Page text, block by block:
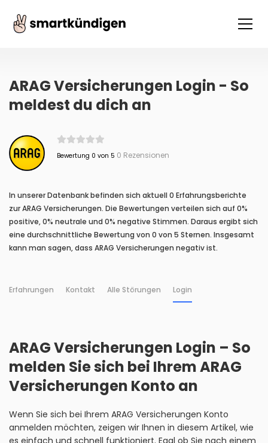
ARAG Versicherungen Login - So
meldest du dich an
Bewertung 0 von 5 0 Rezensionen
In unserer Datenbank befinden sich aktuell 0 Erfahrungsberichte
zur ARAG Versicherungen. Die Bewertungen verteilen sich auf 0%
positive, 0% neutrale und 0% negative Stimmen. Daraus ergibt sich
eine durchschnittliche Bewertung von 0 von 5 Sternen. Insgesamt
kann man sagen, dass ARAG Versicherungen negativ ist.
Erfahrungen Kontakt Alle Störungen Login
ARAG Versicherungen Login – So
melden Sie sich bei Ihrem ARAG
Versicherungen Konto an
Wenn Sie sich bei Ihrem ARAG Versicherungen Konto
anmelden möchten, zeigen wir Ihnen in diesem Artikel, wie
es einfach und schnell funktioniert. Egal ob Sie nach einem